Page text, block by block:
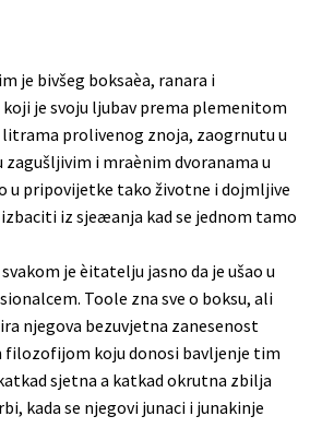
je bivšeg boksaèa, ranara i
je svoju ljubav prema plemenitom
prolivenog znoja, zaogrnutu u
zagušljivim i mraènim dvoranama u
u pripovijetke tako životne i dojmljive
iz sjeæanja kad se jednom tamo
je èitatelju jasno da je ušao u
Toole zna sve o boksu, ali
njegova bezuvjetna zanesenost
filozofijom koju donosi bavljenje tim
sjetna a katkad okrutna zbilja
kada se njegovi junaci i junakinje